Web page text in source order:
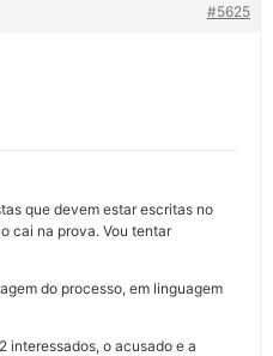
#5625
que devem estar escritas no
cai na prova. Vou tentar
do processo, em linguagem
interessados, o acusado e a